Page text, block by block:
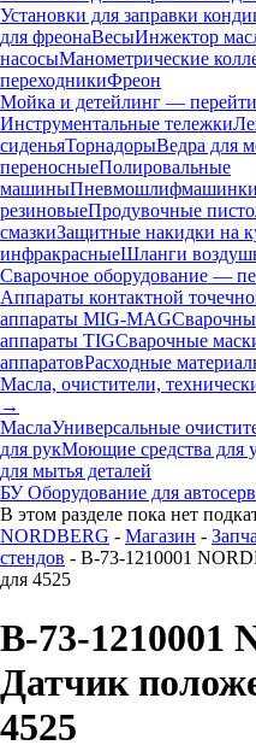
Установки для заправки
для фреонаВесыИнжектор
насосыМанометрические
переходникиФреон
Мойка и детейлинг —
Инструментальные тележки
сиденьяТорнадорыВедра для
переносныеПолировальные
машиныПневмошлифмашинки
резиновыеПродувочные
смазкиЗащитные накидки на
инфракрасныеШланги
Сварочное оборудование —
Аппараты контактной
аппараты MIG-MAG
аппараты TIGСварочные
аппаратовРасходные
Масла, очистители,
→
МаслаУниверсальные
для рукМоющие средства для
для мытья деталей
БУ Оборудование для
В этом разделе пока нет
NORDBERG - Магазин -
стендов - B-73-1210001
для 4525
B-73-1210001
Датчик
4525